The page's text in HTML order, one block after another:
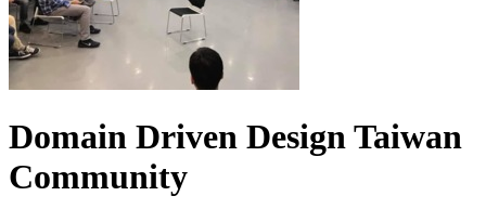
Domain Driven Design Taiwan
Community